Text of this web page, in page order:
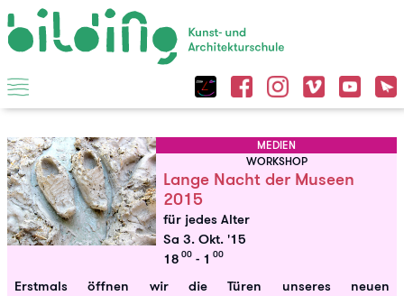
MEDIEN
WORKSHOP
Lange Nacht der Museen
2015
für jedes Alter
Sa 3. Okt. '15
18 00 - 1 00
Erstmals öffnen wir die Türen unseres neuen